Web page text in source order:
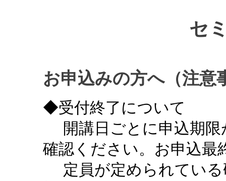
セ
お申込みの方へ（注意
◆受付終了について
開講日ごとに申込期限
確認ください。お申込最
定員が定められている